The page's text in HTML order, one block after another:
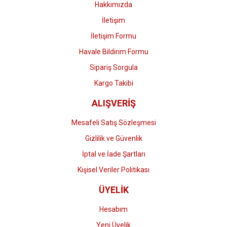
Gönder
Hakkımızda
İletişim
İletişim Formu
Havale Bildirim Formu
Sipariş Sorgula
Kargo Takibi
ALIŞVERİŞ
Mesafeli Satış Sözleşmesi
Gizlilik ve Güvenlik
İptal ve İade Şartları
Kişisel Veriler Politikası
ÜYELİK
Hesabım
Yeni Üyelik